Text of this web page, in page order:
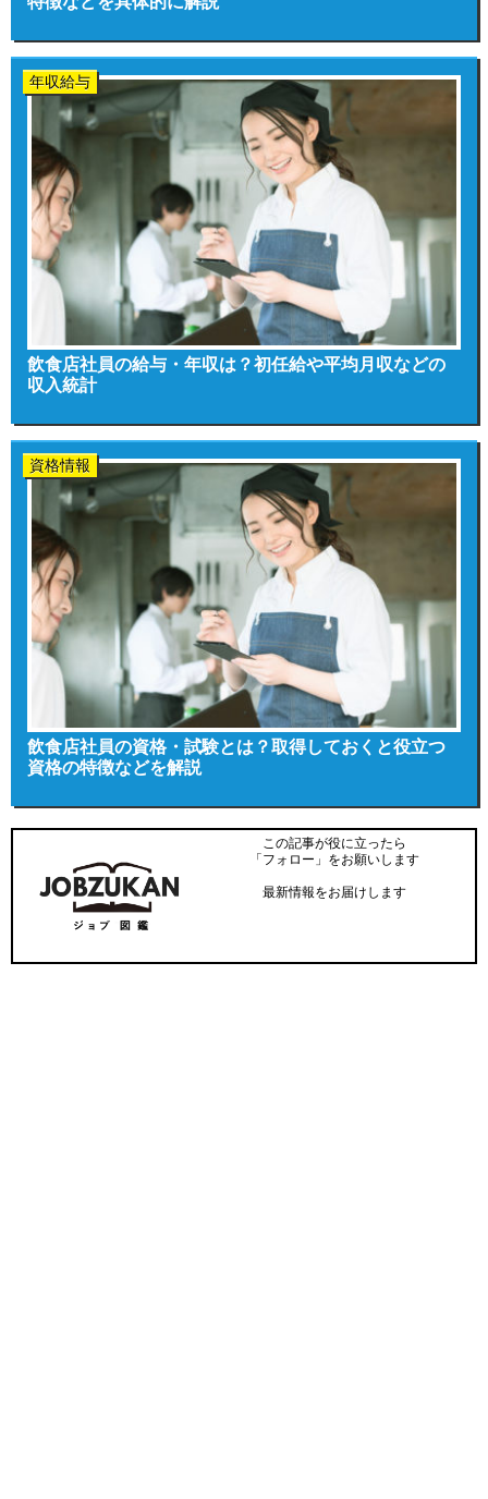
年収給与
飲食店社員の給与・年収は？初任給や平均月収などの
収入統計
資格情報
飲食店社員の資格・試験とは？取得しておくと役立つ
資格の特徴などを解説
この記事が役に立ったら
「フォロー」をお願いします
最新情報をお届けします